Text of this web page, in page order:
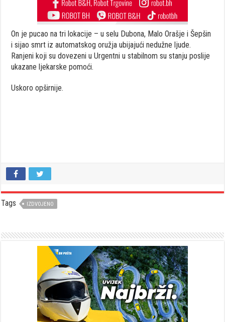
On je pucao na tri lokacije – u selu Dubona, Malo Orašje i Šepšin
i sijao smrt iz automatskog oružja ubijajući nedužne ljude.
Ranjeni koji su dovezeni u Urgentni u stabilnom su stanju poslije
ukazane ljekarske pomoći.
Uskoro opširnije.
Tags IZDVOJENO